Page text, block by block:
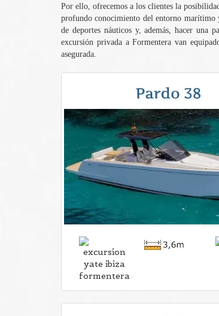
Por ello, ofrecemos a los clientes la
profundo conocimiento del entorno marítimo
de deportes náuticos y, además, hacer una
excursión privada a Formentera van
asegurada.